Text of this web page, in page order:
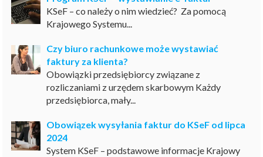
KSeF – co należy o nim wiedzieć? Za pomocą
Krajowego Systemu...
Czy biuro rachunkowe może wystawiać
faktury za klienta?
Obowiązki przedsiębiorcy związane z
rozliczaniami z urzędem skarbowym Każdy
przedsiębiorca, mały...
Obowiązek wysyłania faktur do KSeF od lipca
2024
System KSeF – podstawowe informacje Krajowy